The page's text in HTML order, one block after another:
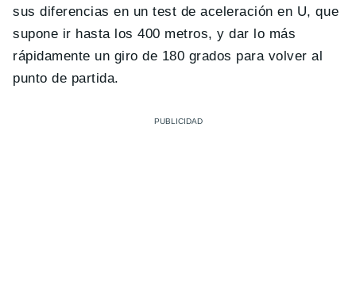
sus diferencias en un test de aceleración en U, que
supone ir hasta los 400 metros, y dar lo más
rápidamente un giro de 180 grados para volver al
punto de partida.